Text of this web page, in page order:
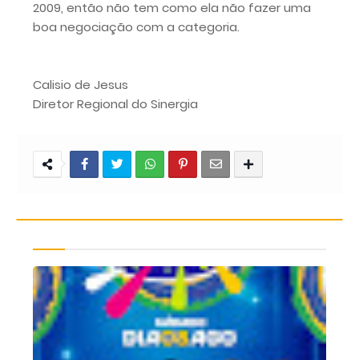
2009, então não tem como ela não fazer uma
boa negociação com a categoria.
Calisio de Jesus
Diretor Regional do Sinergia